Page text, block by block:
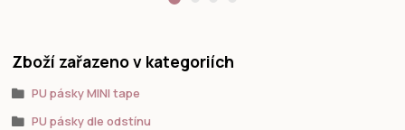
Zboží zařazeno v kategoriích
PU pásky MINI tape
PU pásky dle odstínu